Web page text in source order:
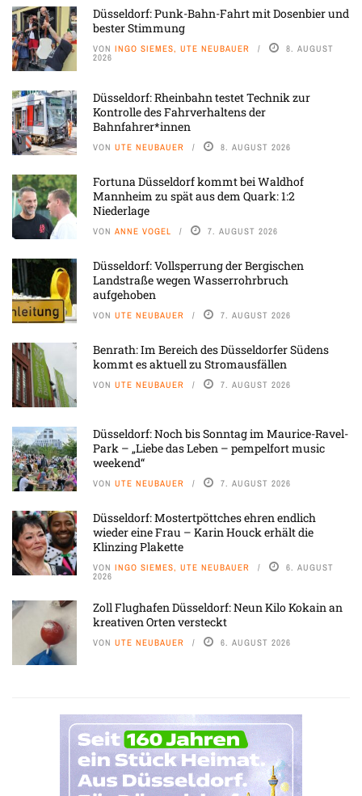
Düsseldorf: Punk-Bahn-Fahrt mit Dosenbier und
bester Stimmung
VON INGO SIEMES, UTE NEUBAUER 8. AUGUST
2026
Düsseldorf: Rheinbahn testet Technik zur
Kontrolle des Fahrverhaltens der
Bahnfahrer*innen
VON UTE NEUBAUER 8. AUGUST 2026
Fortuna Düsseldorf kommt bei Waldhof
Mannheim zu spät aus dem Quark: 1:2
Niederlage
VON ANNE VOGEL 7. AUGUST 2026
Düsseldorf: Vollsperrung der Bergischen
Landstraße wegen Wasserrohrbruch
aufgehoben
VON UTE NEUBAUER 7. AUGUST 2026
Benrath: Im Bereich des Düsseldorfer Südens
kommt es aktuell zu Stromausfällen
VON UTE NEUBAUER 7. AUGUST 2026
Düsseldorf: Noch bis Sonntag im Maurice-Ravel-
Park – „Liebe das Leben – pempelfort music
weekend“
VON UTE NEUBAUER 7. AUGUST 2026
Düsseldorf: Mostertpöttches ehren endlich
wieder eine Frau – Karin Houck erhält die
Klinzing Plakette
VON INGO SIEMES, UTE NEUBAUER 6. AUGUST
2026
Zoll Flughafen Düsseldorf: Neun Kilo Kokain an
kreativen Orten versteckt
VON UTE NEUBAUER 6. AUGUST 2026